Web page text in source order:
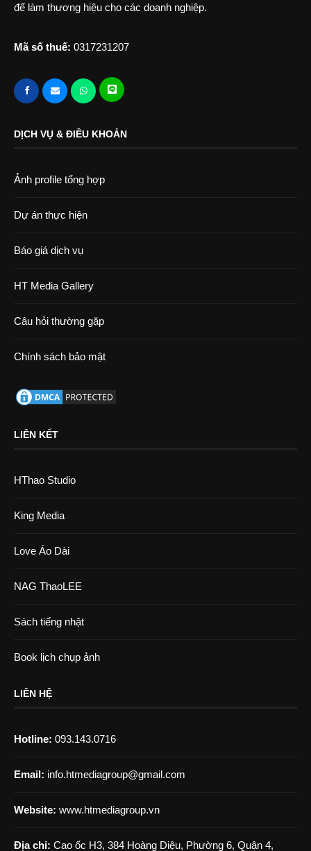
để làm thương hiệu cho các doanh nghiệp.
Mã số thuế: 0317231207
DỊCH VỤ & ĐIỀU KHOẢN
Ảnh profile tổng hợp
Dự án thực hiện
Báo giá dịch vụ
HT Media Gallery
Câu hỏi thường gặp
Chính sách bảo mật
LIÊN KẾT
HThao Studio
King Media
Love Áo Dài
NAG ThaoLEE
Sách tiếng nhật
Book lịch chụp ảnh
LIÊN HỆ
Hotline: 093.143.0716
Email: info.htmediagroup@gmail.com
Website: www.htmediagroup.vn
Địa chỉ: Cao ốc H3, 384 Hoàng Diệu, Phường 6, Quận 4,